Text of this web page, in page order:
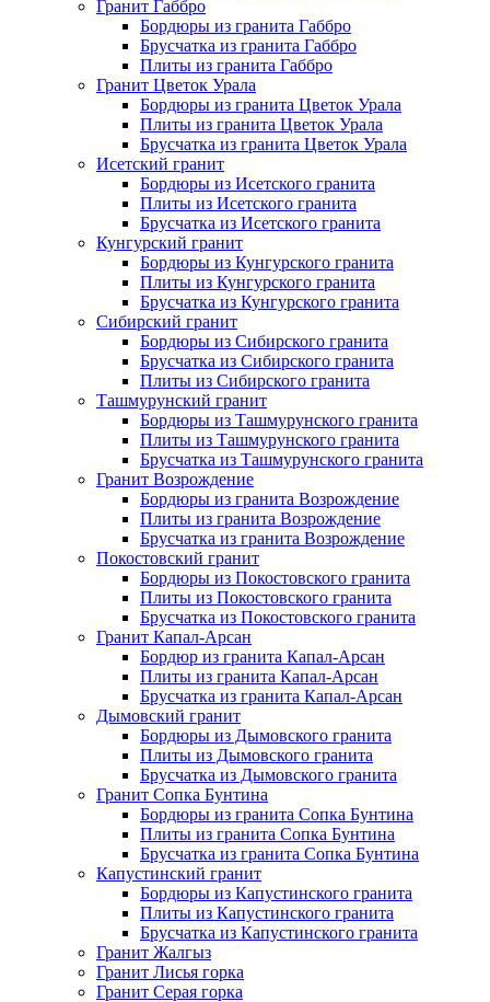
Гранит Габбро
Бордюры из гранита Габбро
Брусчатка из гранита Габбро
Плиты из гранита Габбро
Гранит Цветок Урала
Бордюры из гранита Цветок Урала
Плиты из гранита Цветок Урала
Брусчатка из гранита Цветок Урала
Исетский гранит
Бордюры из Исетского гранита
Плиты из Исетского гранита
Брусчатка из Исетского гранита
Кунгурский гранит
Бордюры из Кунгурского гранита
Плиты из Кунгурского гранита
Брусчатка из Кунгурского гранита
Сибирский гранит
Бордюры из Сибирского гранита
Брусчатка из Сибирского гранита
Плиты из Сибирского гранита
Ташмурунский гранит
Бордюры из Ташмурунского гранита
Плиты из Ташмурунского гранита
Брусчатка из Ташмурунского гранита
Гранит Возрождение
Бордюры из гранита Возрождение
Плиты из гранита Возрождение
Брусчатка из гранита Возрождение
Покостовский гранит
Бордюры из Покостовского гранита
Плиты из Покостовского гранита
Брусчатка из Покостовского гранита
Гранит Капал-Арсан
Бордюр из гранита Капал-Арсан
Плиты из гранита Капал-Арсан
Брусчатка из гранита Капал-Арсан
Дымовский гранит
Бордюры из Дымовского гранита
Плиты из Дымовского гранита
Брусчатка из Дымовского гранита
Гранит Сопка Бунтина
Бордюры из гранита Сопка Бунтина
Плиты из гранита Сопка Бунтина
Брусчатка из гранита Сопка Бунтина
Капустинский гранит
Бордюры из Капустинского гранита
Плиты из Капустинского гранита
Брусчатка из Капустинского гранита
Гранит Жалгыз
Гранит Лисья горка
Гранит Серая горка